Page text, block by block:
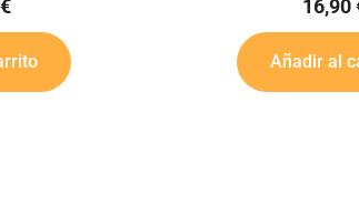
Añadir al carrito